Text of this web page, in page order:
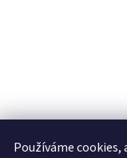
Používáme